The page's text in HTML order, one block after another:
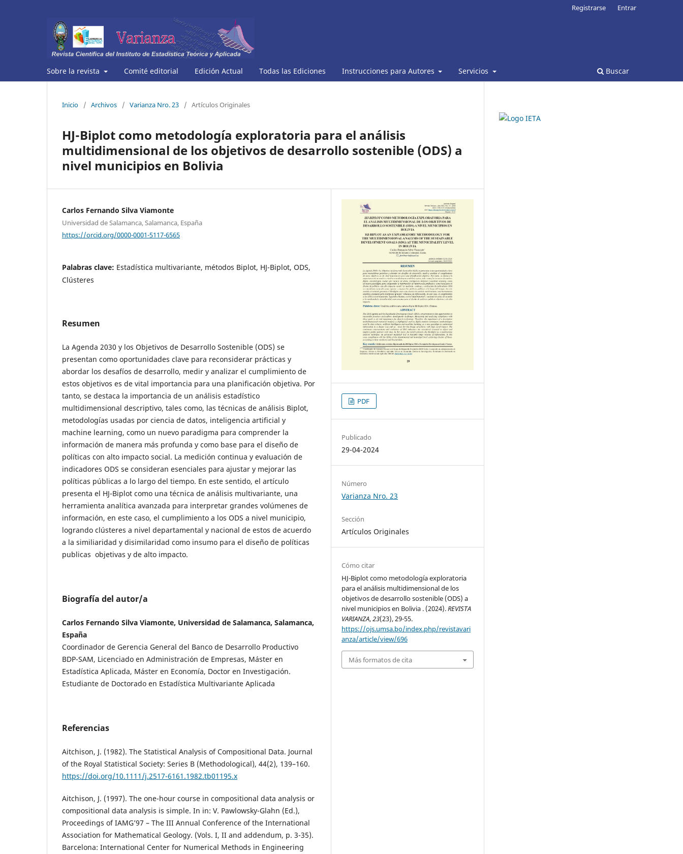
Sobre la revista Comité editorial Edición Actual Todas las Ediciones Instrucciones para Autores Servicios Buscar
Registrarse Entrar
Inicio / Archivos / Varianza Nro. 23 / Artículos Originales
HJ-Biplot como metodología exploratoria para el análisis
multidimensional de los objetivos de desarrollo sostenible (ODS) a
nivel municipios en Bolivia
Carlos Fernando Silva Viamonte
Universidad de Salamanca, Salamanca, España
https://orcid.org/0000-0001-5117-6565
Palabras clave: Estadística multivariante, métodos Biplot, HJ-Biplot, ODS,
Clústeres
Resumen
La Agenda 2030 y los Objetivos de Desarrollo Sostenible (ODS) se
presentan como oportunidades clave para reconsiderar prácticas y
abordar los desafíos de desarrollo, medir y analizar el cumplimiento de
estos objetivos es de vital importancia para una planificación objetiva. Por
tanto, se destaca la importancia de un análisis estadístico
multidimensional descriptivo, tales como, las técnicas de análisis Biplot,
metodologías usadas por ciencia de datos, inteligencia artificial y
machine learning, como un nuevo paradigma para comprender la
información de manera más profunda y como base para el diseño de
políticas con alto impacto social. La medición continua y evaluación de
indicadores ODS se consideran esenciales para ajustar y mejorar las
políticas públicas a lo largo del tiempo. En este sentido, el artículo
presenta el HJ-Biplot como una técnica de análisis multivariante, una
herramienta analítica avanzada para interpretar grandes volúmenes de
información, en este caso, el cumplimiento a los ODS a nivel municipio,
logrando clústeres a nivel departamental y nacional de estos de acuerdo
a la similiaridad y disimilaridad como insumo para el diseño de políticas
publicas objetivas y de alto impacto.
Biografía del autor/a
Carlos Fernando Silva Viamonte, Universidad de Salamanca, Salamanca,
España
Coordinador de Gerencia General del Banco de Desarrollo Productivo
BDP-SAM, Licenciado en Administración de Empresas, Máster en
Estadística Aplicada, Máster en Economía, Doctor en Investigación.
Estudiante de Doctorado en Estadística Multivariante Aplicada
Referencias
Aitchison, J. (1982). The Statistical Analysis of Compositional Data. Journal
of the Royal Statistical Society: Series B (Methodological), 44(2), 139–160.
https://doi.org/10.1111/j.2517-6161.1982.tb01195.x
Aitchison, J. (1997). The one-hour course in compositional data analysis or
compositional data analysis is simple. In in: V. Pawlowsky-Glahn (Ed.),
Proceedings of IAMG’97 – The III Annual Conference of the International
Association for Mathematical Geology. (Vols. I, II and addendum, p. 3-35).
Barcelona: International Center for Numerical Methods in Engineering
PDF
Publicado
29-04-2024
Número
Varianza Nro. 23
Sección
Artículos Originales
Cómo citar
HJ-Biplot como metodología exploratoria
para el análisis multidimensional de los
objetivos de desarrollo sostenible (ODS) a
nivel municipios en Bolivia . (2024).REVISTA
VARIANZA,23(23), 29-55.
https://ojs.umsa.bo/index.php/revistavari
anza/article/view/696
Más formatos de cita